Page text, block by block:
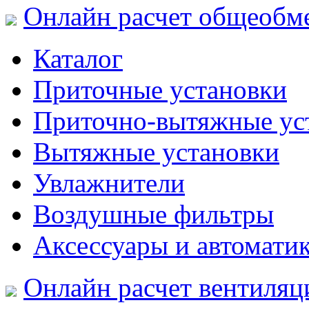
Онлайн расчет
Каталог
Приточные установки
Приточно-вытяжные
Вытяжные установки
Увлажнители
Воздушные фильтры
Аксессуары и
Онлайн расчет